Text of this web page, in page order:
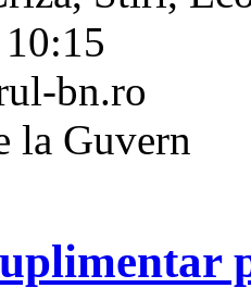
bn.ro
la Guvern